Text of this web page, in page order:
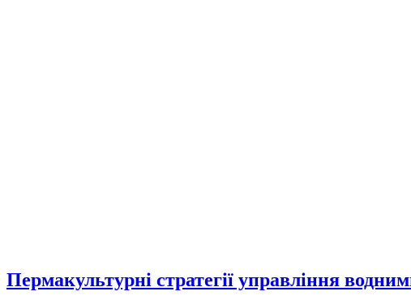
Пермакультурні стратегії управління